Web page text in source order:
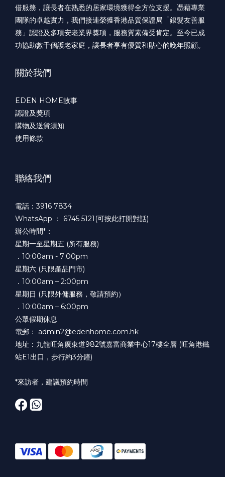
借服務，讓長者在熟悉的居家環境獲得全方位支援。憑藉專業
團隊的卓越實力，我們接連榮獲香港品質保證局「銀髮友善服
務」認證及多項安老業界獎項，服務質素備受肯定。至今已成
功協助數千個護老家庭，讓長者享有優質和貼心的晚年照顧。
關於我們
EDEN HOME故事
認證及獎項
購物及送貨須知
使用條款
聯絡我們
電話：3916 7834
WhatsApp ： 6745 5121(可按此打開對話)
辦公時間*：
星期一至星期五 (所有服務)
．10:00am - 7:00pm
星期六 (只限產品門市)
．10:00am – 2:00pm
星期日 (只限外傭服務，敬請預約）
．10:00am – 6:00pm
公眾假期休息
電郵： admin2@edenhome.com.hk
地址：九龍旺角廣東道982號嘉富商業中心17樓全層 (旺角港鐵
站E1出口，步行約3分鐘)
*來訪者，建議預約時間